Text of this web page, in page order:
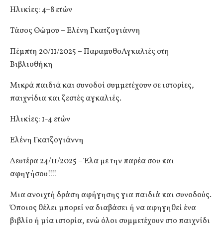
Ηλικίες: 4–8 ετών
Τάσος Θώμου – Ελένη Γκατζογιάννη
Πέμπτη 20/11/2025 – ΠαραμυθοΑγκαλιές στη
Βιβλιοθήκη
Μικρά παιδιά και συνοδοί συμμετέχουν σε ιστορίες,
παιχνίδια και ζεστές αγκαλιές.
Ηλικίες: 1-4 ετών
Ελένη Γκατζογιάννη
Δευτέρα 24/11/2025 – Έλα με την παρέα σου και
αφηγήσου!!!!
Μια ανοιχτή δράση αφήγησης για παιδιά και συνοδούς.
Όποιος θέλει μπορεί να διαβάσει ή να αφηγηθεί ένα
βιβλίο ή μία ιστορία, ενώ όλοι συμμετέχουν στο παιχνίδι